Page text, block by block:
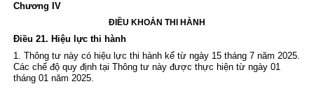
Chương IV
ĐIỀU KHOẢN THI HÀNH
Điều 21. Hiệu lực thi hành
1. Thông tư này có hiệu lực thi hành kể từ ngày 15 tháng 7 năm 2025.
Các chế độ quy định tại Thông tư này được thực hiện từ ngày 01
tháng 01 năm 2025.